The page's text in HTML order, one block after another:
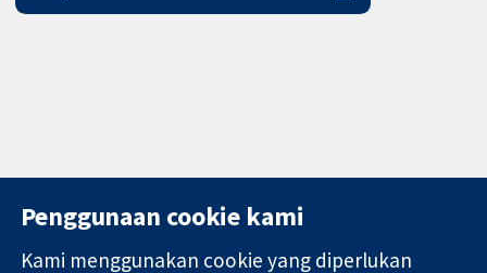
Penggunaan cookie kami
Kami menggunakan cookie yang diperlukan